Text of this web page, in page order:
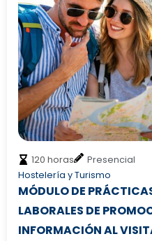
120 horas
Presencial
Hostelería y Turismo
MÓDULO DE
LABORALES DE
INFORMACIÓN AL